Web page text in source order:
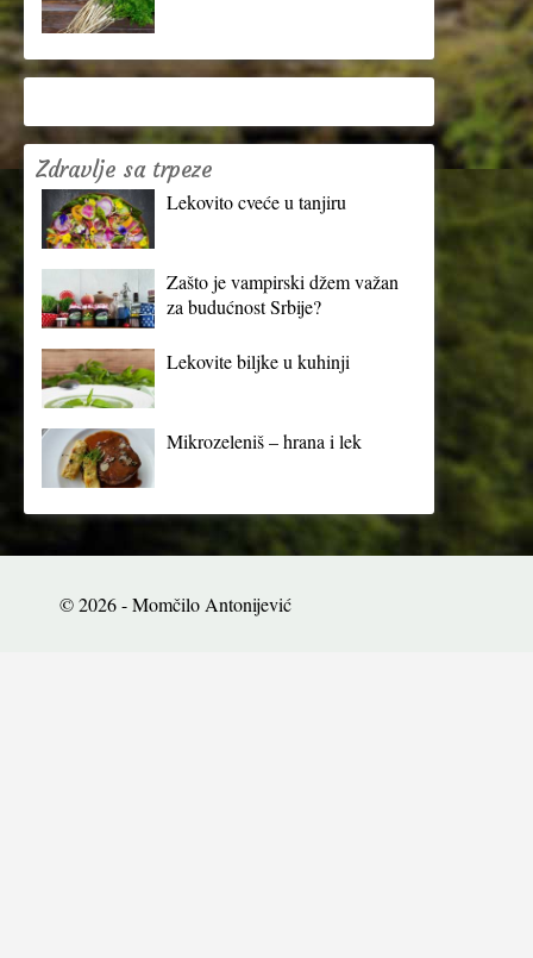
Zdravlje sa trpeze
Lekovito cveće u tanjiru
Zašto je vampirski džem važan
za budućnost Srbije?
Lekovite biljke u kuhinji
Mikrozeleniš – hrana i lek
© 2026 - Momčilo Antonijević